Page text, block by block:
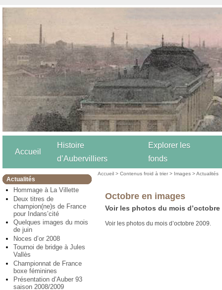
Accueil
Histoire
d’Aubervilliers
Explorer les
fonds
Actualités
Hommage à La Villette
Deux titres de
champion(ne)s de France
pour Indans’cité
Quelques images du mois
de juin
Noces d’or 2008
Tournoi de bridge à Jules
Vallès
Championnat de France
boxe féminines
Présentation d’Auber 93
saison 2008/2009
Accueil >Contenus froid à trier > Images >Actualités
Octobre en images
Voir les photos du mois d’octobre
Voir les photos du mois d’octobre 2009.